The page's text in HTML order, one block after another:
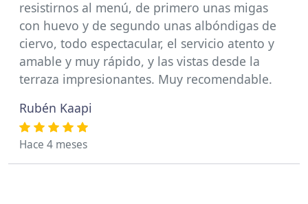
resistirnos al menú, de primero unas migas
con huevo y de segundo unas albóndigas de
ciervo, todo espectacular, el servicio atento y
amable y muy rápido, y las vistas desde la
terraza impresionantes. Muy recomendable.
Rubén Kaapi
Hace 4 meses